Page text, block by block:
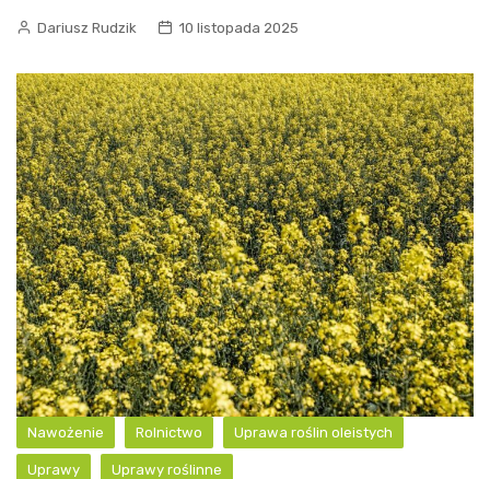
Dariusz Rudzik 10 listopada 2025
Nawożenie Rolnictwo Uprawa roślin oleistych
Uprawy Uprawy roślinne